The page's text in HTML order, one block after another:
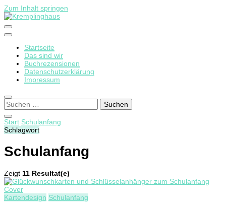
Zum Inhalt springen
Kremplinghaus
Startseite
Das sind wir
Buchrezensionen
Datenschutzerklärung
Impressum
Suchen
nach:
Start Schulanfang
Schlagwort
Schulanfang
Zeigt 11 Resultat(e)
Kartendesign Schulanfang